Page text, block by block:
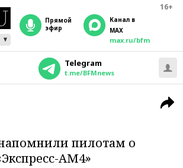
16+
прямой
эфир
Канал в
MAX
max.ru/bfm
Telegram
t.me/BFMnews
пилотам о
АМ4»